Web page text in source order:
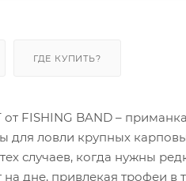
ГДЕ КУПИТЬ?
FISHING BAND –
для ловли крупных
случаев, когда нужны
дне, привлекая трофеи в